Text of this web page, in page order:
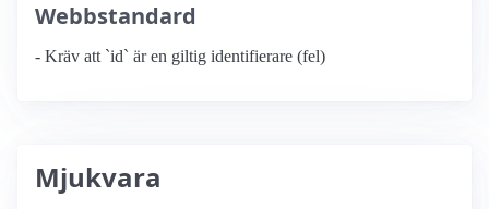
Webbstandard
- Kräv att `id` är en giltig identifierare (fel)
Mjukvara